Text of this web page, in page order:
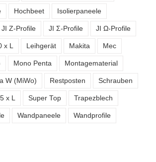
Hochbeet Isolierpaneele
JI Z-Profile JI Σ-Profile JI Ω-Profile
x L Leihgerät Makita Mec
Mono Penta Montagematerial
W (MiWo) Restposten Schrauben
x L Super Top Trapezblech
Wandpaneele Wandprofile